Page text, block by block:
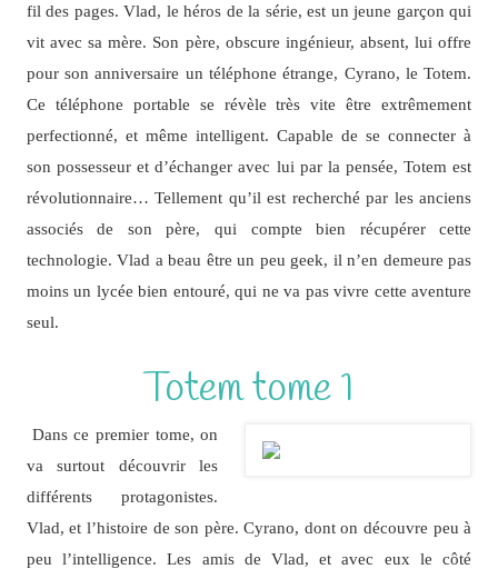
fil des pages. Vlad, le héros de la série, est un jeune garçon qui
vit avec sa mère. Son père, obscure ingénieur, absent, lui offre
pour son anniversaire un téléphone étrange, Cyrano, le Totem.
Ce téléphone portable se révèle très vite être extrêmement
perfectionné, et même intelligent. Capable de se connecter à
son possesseur et d’échanger avec lui par la pensée, Totem est
révolutionnaire… Tellement qu’il est recherché par les anciens
associés de son père, qui compte bien récupérer cette
technologie. Vlad a beau être un peu geek, il n’en demeure pas
moins un lycée bien entouré, qui ne va pas vivre cette aventure
seul.
Totem tome 1
Dans ce premier tome, on
va surtout découvrir les
différents protagonistes.
Vlad, et l’histoire de son père. Cyrano, dont on découvre peu à
peu l’intelligence. Les amis de Vlad, et avec eux le côté